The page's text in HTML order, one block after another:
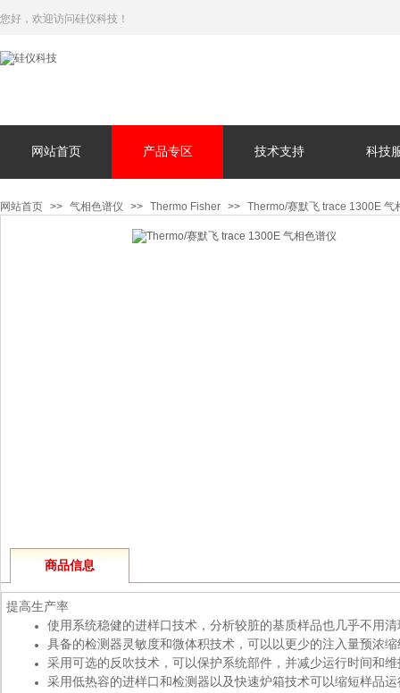
您好，欢迎访问硅仪科技！
网站首页 产品专区 技术支持 科技
网站首页 >> 气相色谱仪 >> Thermo Fisher >> Thermo/赛默飞 trace 1300E 气
商品信息
提高生产率
使用系统稳健的进样口技术，分析较脏的基质样品也几乎不用清
具备的检测器灵敏度和微体积技术，可以以更少的注入量预浓
采用可选的反吹技术，可以保护系统部件，并减少运行时间和维
采用低热容的进样口和检测器以及快速炉箱技术可以缩短样品